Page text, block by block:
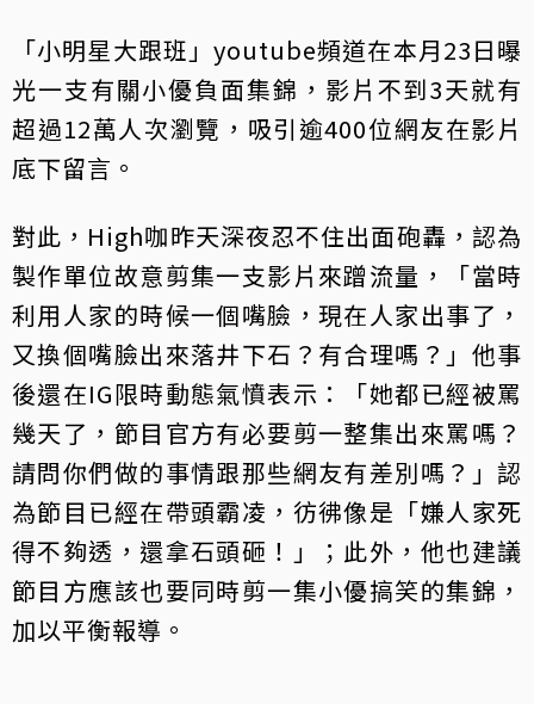
「小明星大跟班」youtube頻道在本月23日曝
光一支有關小優負面集錦，影片不到3天就有
超過12萬人次瀏覽，吸引逾400位網友在影片
底下留言。
對此，High咖昨天深夜忍不住出面砲轟，認為
製作單位故意剪集一支影片來蹭流量，「當時
利用人家的時候一個嘴臉，現在人家出事了，
又換個嘴臉出來落井下石？有合理嗎？」他事
後還在IG限時動態氣憤表示：「她都已經被罵
幾天了，節目官方有必要剪一整集出來罵嗎？
請問你們做的事情跟那些網友有差別嗎？」認
為節目已經在帶頭霸凌，彷彿像是「嫌人家死
得不夠透，還拿石頭砸！」；此外，他也建議
節目方應該也要同時剪一集小優搞笑的集錦，
加以平衡報導。